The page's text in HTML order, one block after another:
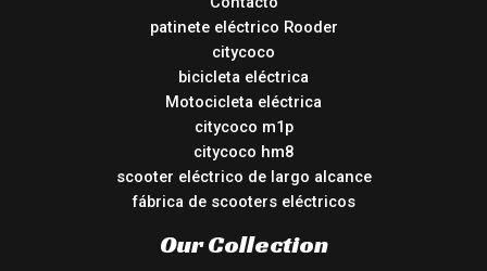
patinete eléctrico Rooder
citycoco
bicicleta eléctrica
Motocicleta eléctrica
citycoco m1p
citycoco hm8
scooter eléctrico de largo alcance
fábrica de scooters eléctricos
Our Collection